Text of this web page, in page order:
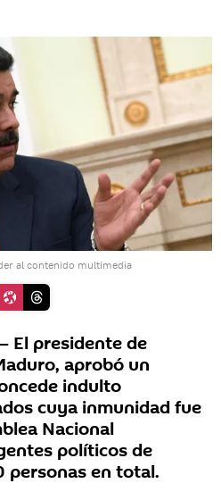
al contenido multimedia
El presidente de
aprobó un
indulto
cuya inmunidad fue
Nacional
políticos de
personas en total.